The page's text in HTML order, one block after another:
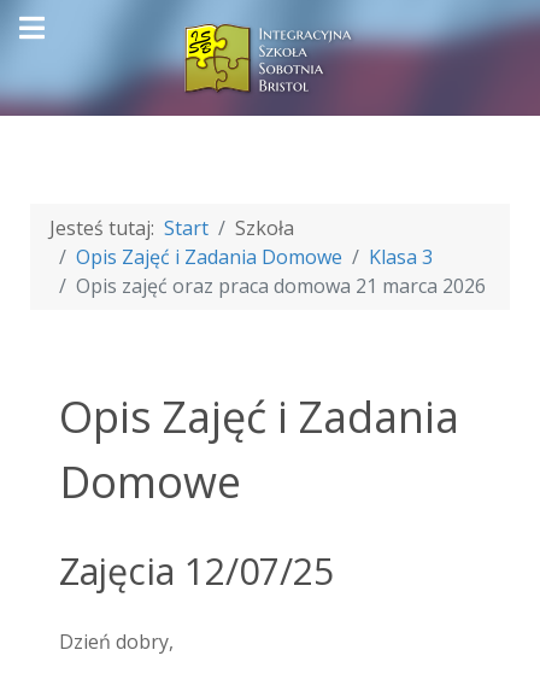
Jesteś tutaj: Start
Szkoła
Opis Zajęć i Zadania Domowe
Klasa 3
Opis zajęć oraz praca domowa 21 marca 2026
Opis Zajęć i Zadania
Domowe
Zajęcia 12/07/25
Dzień dobry,